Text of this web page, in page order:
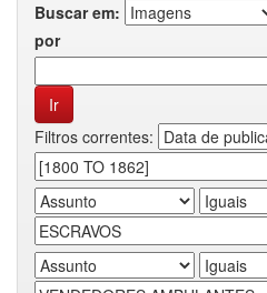
Buscar em:
por
Filtros correntes: